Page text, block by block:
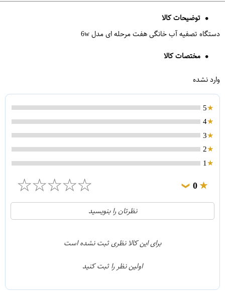
توضیحات کالا
دستگاه تصفیه آب خانگی هفت مرحله ای مدل 6w
مختصات کالا
وارد نشده
5
4
3
2
1
0
❯
☆
☆
☆
☆
☆
0
0
نظرتان را بنویسید
برای این کالا نظری ثبت نشده است
اولین نظر را ثبت کنید